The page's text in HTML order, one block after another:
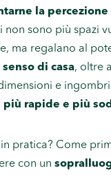
la
non sono più spazi
ma regalano al
senso di casa, oltre
e
più rapide e più
pratica? Come
con un